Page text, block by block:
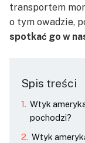
transportem
o tym owadzie,
spotkać go w
Spis treści
Wtyk
pochodzi?
Wtyk